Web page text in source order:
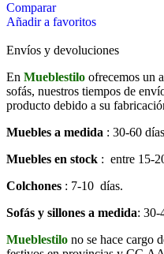
Comparar
Añadir a favoritos
Envíos y devoluciones
En Mueblestilo ofrecemos un
sofás, nuestros tiempos de
producto debido a su
Muebles a medida : 30-60
Muebles en stock : entre 15-
Colchones : 7-10 días.
Sofás y sillones a medida: 30-
Mueblestilo no se hace cargo